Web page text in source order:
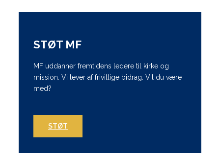
STØT MF
MF uddanner fremtidens ledere til kirke og
mission. Vi lever af frivillige bidrag. Vil du være
med?
STØT